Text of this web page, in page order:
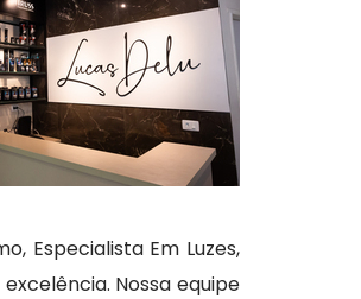
Especialista Em Luzes,
Nossa equipe